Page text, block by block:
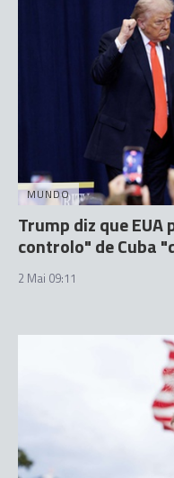
MUNDO
Trump diz que
controlo" de Cuba
2 Mai 09:11